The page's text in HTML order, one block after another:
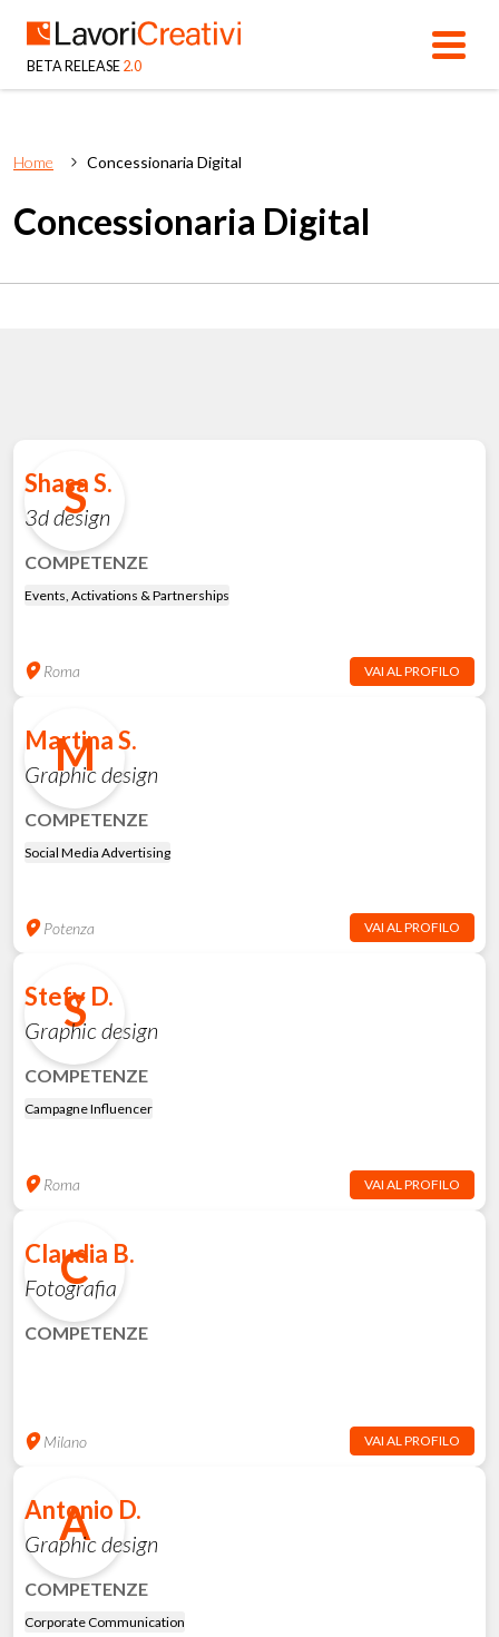
BETA RELEASE 2.0
Home Concessionaria Digital
Concessionaria Digital
S
Shasa S.
3d design
COMPETENZE
Events, Activations & Partnerships
Roma VAI AL PROFILO
M
Martina S.
Graphic design
COMPETENZE
Social Media Advertising
Potenza VAI AL PROFILO
S
Stefy D.
Graphic design
COMPETENZE
Campagne Influencer
Roma VAI AL PROFILO
C
Claudia B.
Fotografia
COMPETENZE
Milano VAI AL PROFILO
A
Antonio D.
Graphic design
COMPETENZE
Corporate Communication